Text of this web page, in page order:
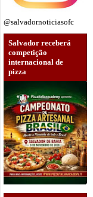
@salvadornoticiasofc
Salvador receberá
competição
internacional de
pizza